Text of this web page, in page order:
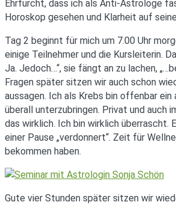
Ehrfurcht, dass ich als Anti-Astrologe
Horoskop gesehen und Klarheit auf
Tag 2 beginnt für mich um 7.00 Uhr
einige Teilnehmer und die Kursleiterin.
Ja. Jedoch…“, sie fängt an zu lachen,
Fragen später sitzen wir auch schon
aussagen. Ich als Krebs bin offenbar
überall unterzubringen. Privat und auch
das wirklich. Ich bin wirklich überrascht.
einer Pause „verdonnert“. Zeit für
bekommen haben.
Gute vier Stunden später sitzen wir